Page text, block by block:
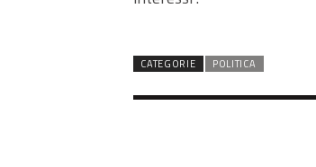
CATEGORIE POLITICA